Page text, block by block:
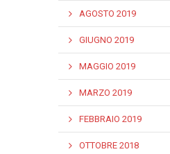
AGOSTO 2019
GIUGNO 2019
MAGGIO 2019
MARZO 2019
FEBBRAIO 2019
OTTOBRE 2018